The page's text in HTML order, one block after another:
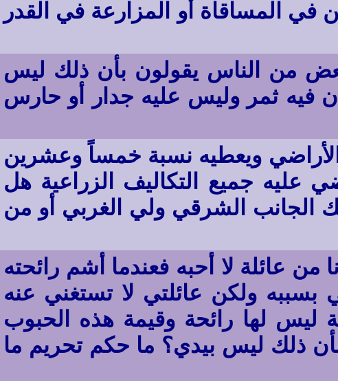
المساقاة أو المزارعة في القدر
من الناس يقولون بأن ذلك ليس
فيه ثمر وليس عليه جدار أو حارس
ويعطيه نسبة خمساً وعشرين
عليه جميع التكاليف الزراعية هل
الجانب الشرقي ولي الغربي أو من
من عائلة لا أحبه فعندما أشم رائحته
ولكن عائلتي لا تستغني عنه
ليس لها رائحة وقيمة هذه الحبوب
ذلك ليس بيدي؟ ما حكم تحريم ما